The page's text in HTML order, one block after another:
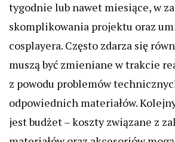
tygodnie lub nawet miesiące, w
skomplikowania projektu oraz
cosplayera. Często zdarza się
muszą być zmieniane w trakcie
z powodu problemów
odpowiednich materiałów.
jest budżet – koszty związane z